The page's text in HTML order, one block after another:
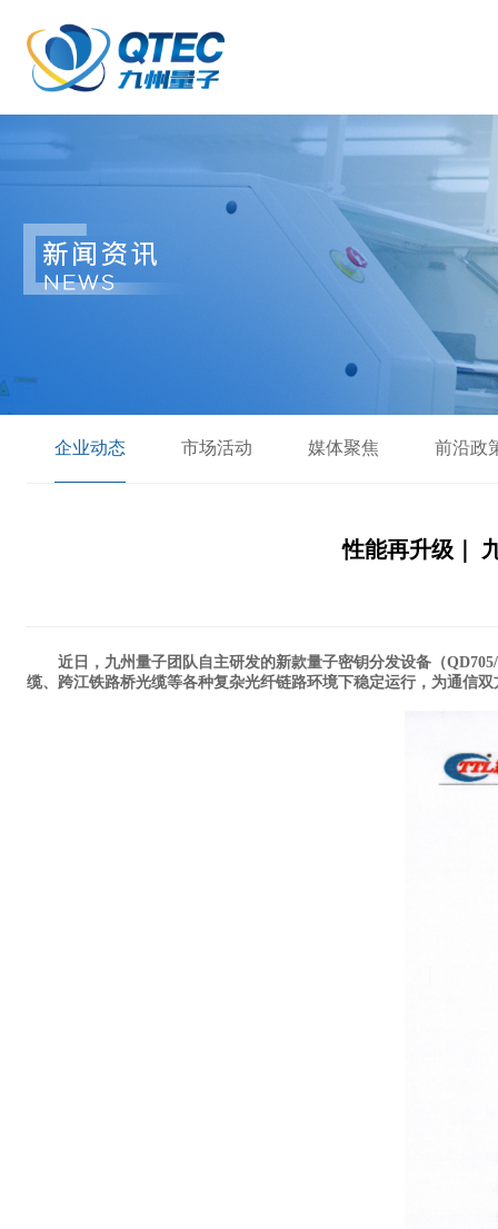
企业动态 市场活动 媒体聚焦 前沿政
性能再升级｜
近日，九州量子团队自主研发的新款量子密钥分发设备（
缆、跨江铁路桥光缆等各种复杂光纤链路环境下稳定运行，为通信